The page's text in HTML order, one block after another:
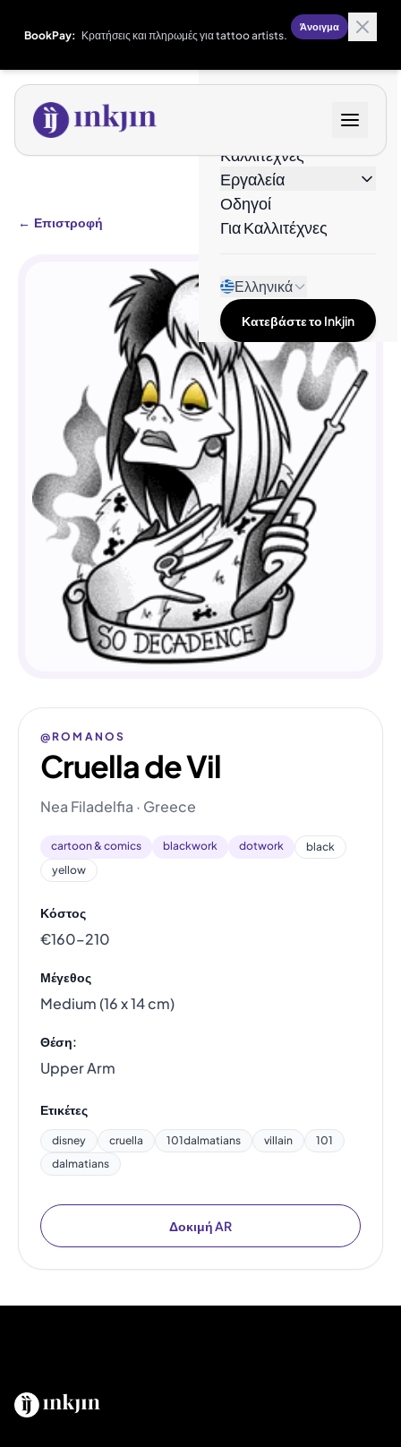
BookPay: Κρατήσεις και πληρωμές για tattoo artists.
Άνοιγμα
Καλλιτέχνες
Εργαλεία
Οδηγοί
Για Καλλιτέχνες
Ελληνικά
Κατεβάστε το Inkjin
← Επιστροφή
@ROMANOS
Cruella de Vil
Nea Filadelfia · Greece
cartoon & comics blackwork dotwork
black
yellow
Κόστος
€160–210
Μέγεθος
Medium (16 x 14 cm)
Θέση:
Upper Arm
Ετικέτες
disney cruella 101dalmatians villain
101
dalmatians
Δοκιμή AR